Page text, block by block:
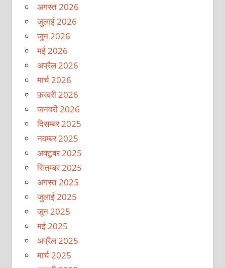
अगस्त 2026
जुलाई 2026
जून 2026
मई 2026
अप्रैल 2026
मार्च 2026
फ़रवरी 2026
जनवरी 2026
दिसम्बर 2025
नवम्बर 2025
अक्टूबर 2025
सितम्बर 2025
अगस्त 2025
जुलाई 2025
जून 2025
मई 2025
अप्रैल 2025
मार्च 2025